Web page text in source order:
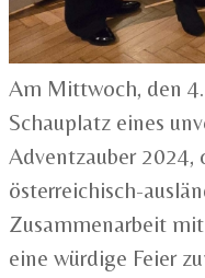
Am Mittwoch, den
Schauplatz eines
Adventzauber 2024,
österreichisch-
Zusammenarbeit
eine würdige Feier